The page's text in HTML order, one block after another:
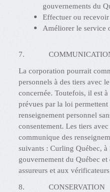
gouvernements du
Effectuer ou recevoir
Améliorer le service
7.
La corporation pourrait
personnels à des tiers avec
concernée. Toutefois, il est
prévues par la loi
renseignement personnel
consentement. Les tiers
communique des
suivants : Curling Québec, à
gouvernement du Québec et
assureurs et aux
8. CONSERVATION